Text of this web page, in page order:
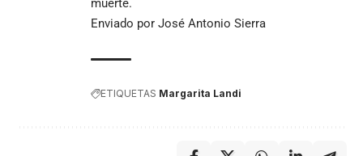
Enviado por José Antonio Sierra
ETIQUETAS Margarita Landi